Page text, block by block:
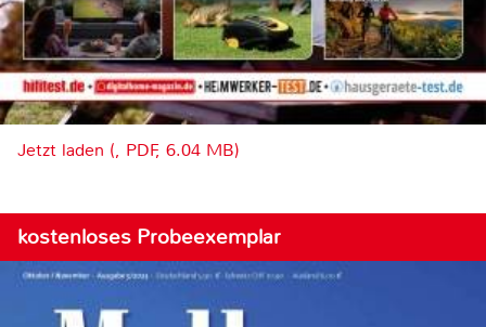
Jetzt laden (, PDF, 6.04 MB)
kostenloses Probeexemplar